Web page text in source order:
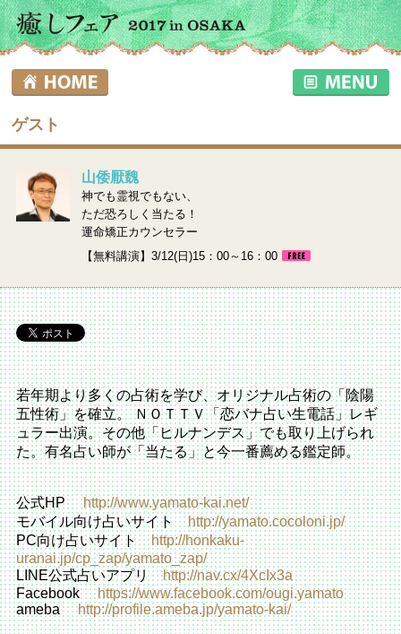
ゲスト
山倭厭魏
神でも霊視でもない、
ただ恐ろしく当たる！
運命矯正カウンセラー
【無料講演】3/12(日)15：00～16：00
若年期より多くの占術を学び、オリジナル占術の「陰陽
五性術」を確立。 ＮＯＴＴＶ「恋バナ占い生電話」レギ
ュラー出演。その他「ヒルナンデス」でも取り上げられ
た。有名占い師が「当たる」と今一番薦める鑑定師。
公式HPhttp://www.yamato-kai.net/
モバイル向け占いサイトhttp://yamato.cocoloni.jp/
PC向け占いサイト http://honkaku-
uranai.jp/cp_zap/yamato_zap/
LINE公式占いアプリhttp://nav.cx/4XcIx3a
Facebook https://www.facebook.com/ougi.yamato
amebahttp://profile.ameba.jp/yamato-kai/